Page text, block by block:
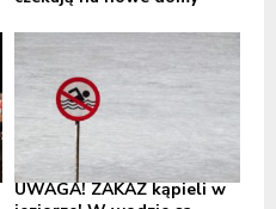
UWAGA! ZAKAZ kąpieli w